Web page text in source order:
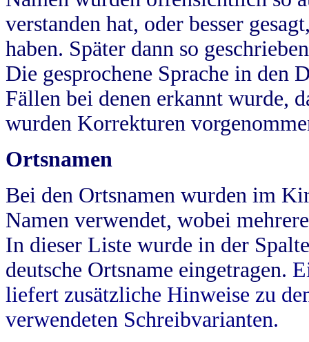
verstanden hat, oder besser
haben. Später dann so
Die gesprochene Sprache in
Fällen bei denen erkannt wurde,
wurden Korrekturen
Ortsnamen
Bei den Ortsnamen wurden im
Namen verwendet, wobei
In dieser Liste wurde in der
deutsche Ortsname eingetragen.
liefert zusätzliche Hinweise zu
verwendeten Schreibvarianten.